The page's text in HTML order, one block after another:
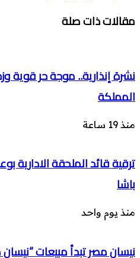
مقالات ذات صلة
نشرة إنذارية.. موجة حر قوية
المملكة
منذ 19 ساعة
ترقية قائد الملحقة الادارية
باشا
منذ يوم واحد
نيسان مصر تبدأ مبيعات